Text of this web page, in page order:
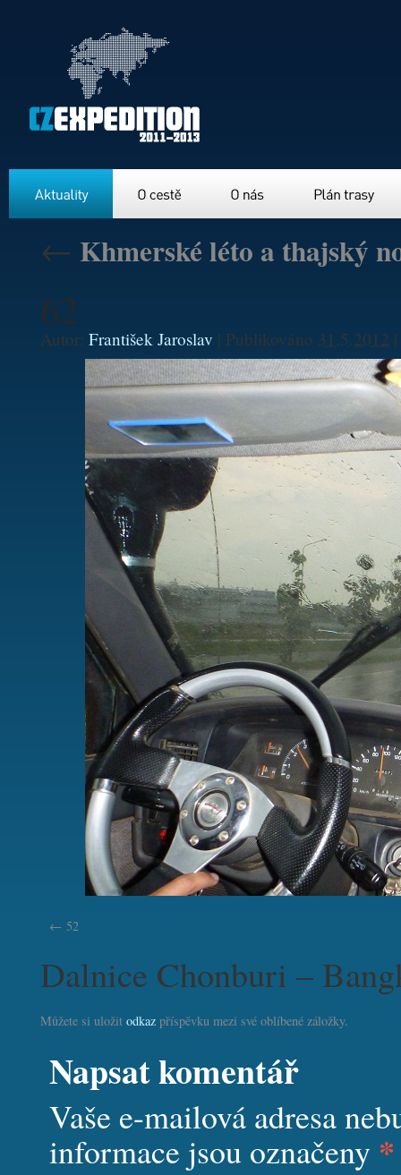
← Khmerské léto a thajský
62
Autor: František Jaroslav | Publikováno 31.5.2012 |
52
Dalnice Chonburi –
Můžete si uložit odkaz příspěvku mezi své oblíbené záložky.
Napsat komentář
Vaše e-mailová adresa
informace jsou označeny *